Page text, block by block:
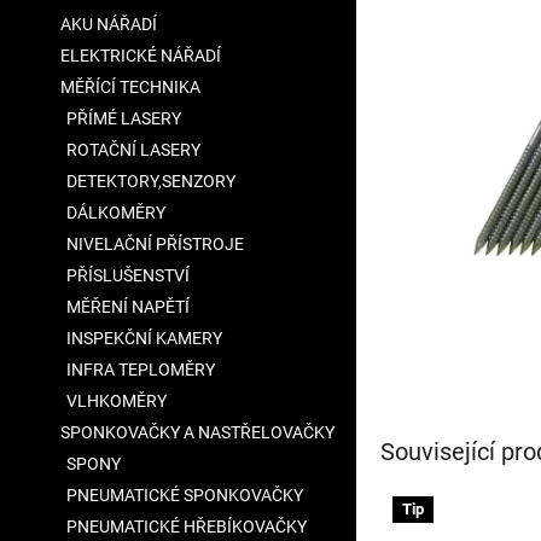
AKU NÁŘADÍ
ELEKTRICKÉ NÁŘADÍ
MĚŘÍCÍ TECHNIKA
PŘÍMÉ LASERY
ROTAČNÍ LASERY
DETEKTORY,SENZORY
DÁLKOMĚRY
NIVELAČNÍ PŘÍSTROJE
PŘÍSLUŠENSTVÍ
MĚŘENÍ NAPĚTÍ
INSPEKČNÍ KAMERY
INFRA TEPLOMĚRY
VLHKOMĚRY
SPONKOVAČKY A NASTŘELOVAČKY
SPONY
PNEUMATICKÉ SPONKOVAČKY
PNEUMATICKÉ HŘEBÍKOVAČKY
Související
Tip